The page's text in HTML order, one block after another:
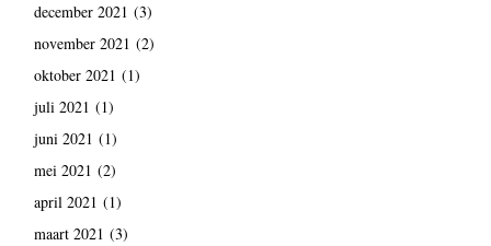
december 2021 (3)
november 2021 (2)
oktober 2021 (1)
juli 2021 (1)
juni 2021 (1)
mei 2021 (2)
april 2021 (1)
maart 2021 (3)